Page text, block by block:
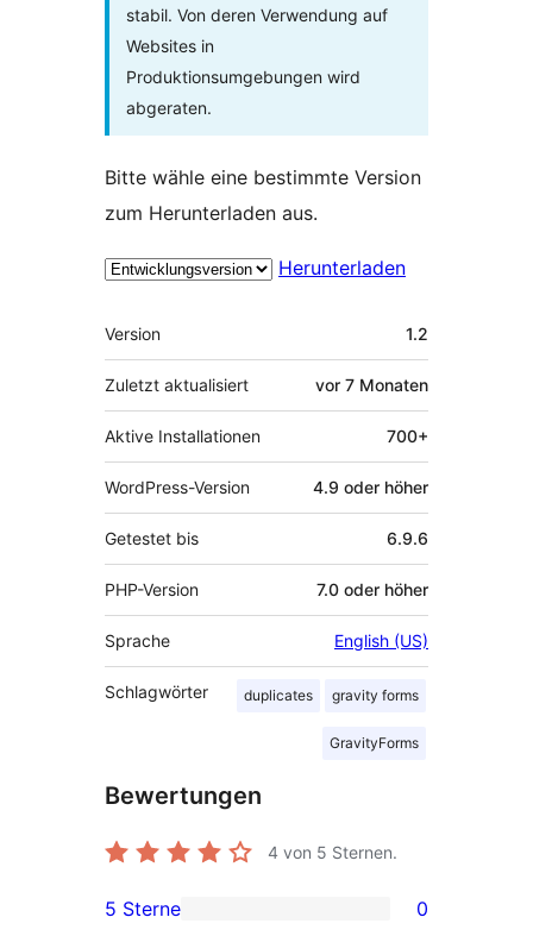
stabil. Von deren Verwendung auf
Websites in
Produktionsumgebungen wird
abgeraten.
Bitte wähle eine bestimmte Version
zum Herunterladen aus.
Herunterladen
Meta
Version 1.2
Zuletzt aktualisiert vor 7 Monaten
Aktive Installationen 700+
WordPress-Version 4.9 oder höher
Getestet bis 6.9.6
PHP-Version 7.0 oder höher
Sprache English (US)
Schlagwörter duplicates gravity forms
GravityForms
Bewertungen
4 von 5 Sternen.
0 5-
5 Sterne 0